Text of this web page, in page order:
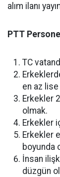
alım ilanı
PTT
TC
en az
Erkekler
olmak.
Erkekler
Erkekler
boyunda
İnsan
düzgün